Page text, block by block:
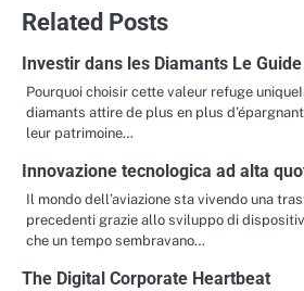
Related Posts
Investir dans les Diamants Le
Pourquoi choisir cette valeur refuge
diamants attire de plus en plus
leur patrimoine…
Innovazione tecnologica ad alta
Il mondo dell’aviazione sta vivendo una
precedenti grazie allo sviluppo di
che un tempo sembravano…
The Digital Corporate Heartbeat